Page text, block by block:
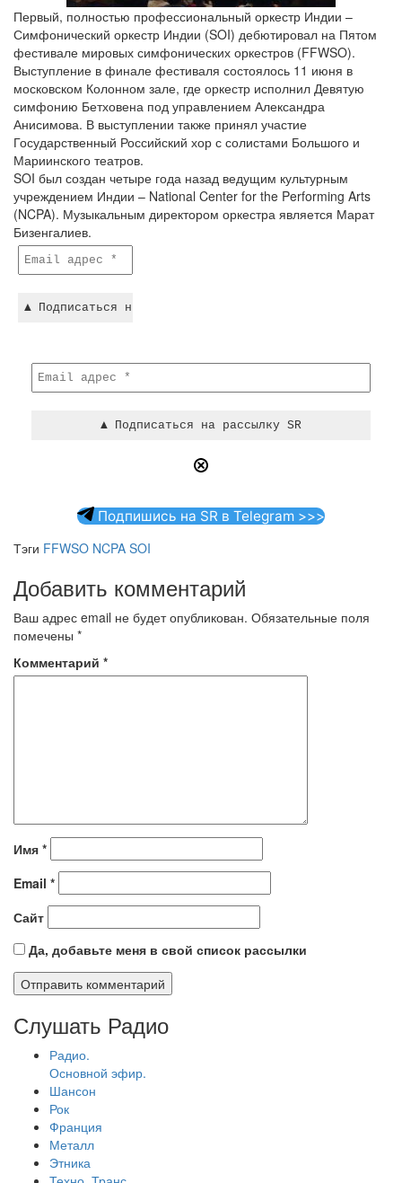
Первый, полностью профессиональный оркестр Индии –
Симфонический оркестр Индии (SOI) дебютировал на Пятом
фестивале мировых симфонических оркестров (FFWSO).
Выступление в финале фестиваля состоялось 11 июня в
московском Колонном зале, где оркестр исполнил Девятую
симфонию Бетховена под управлением Александра
Анисимова. В выступлении также принял участие
Государственный Российский хор с солистами Большого и
Мариинского театров.
SOI был создан четыре года назад ведущим культурным
учреждением Индии – National Center for the Performing Arts
(NCPA). Музыкальным директором оркестра является Марат
Бизенгалиев.
Подпишись на SR в Telegram >>>
Тэги FFWSO NCPA SOI
Добавить комментарий
Ваш адрес email не будет опубликован. Обязательные поля
помечены *
Комментарий *
Имя *
Email *
Сайт
Да, добавьте меня в свой список рассылки
Слушать Радио
Радио.
Основной эфир.
Шансон
Рок
Франция
Металл
Этника